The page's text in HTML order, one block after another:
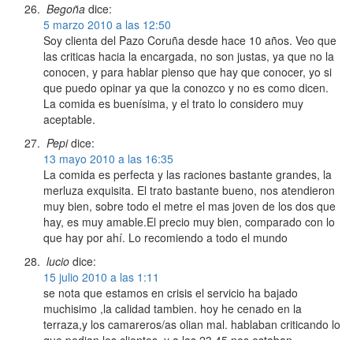
Begoña dice:
5 marzo 2010 a las 12:50
Soy clienta del Pazo Coruña desde hace 10 años. Veo que
las criticas hacia la encargada, no son justas, ya que no la
conocen, y para hablar pienso que hay que conocer, yo si
que puedo opinar ya que la conozco y no es como dicen.
La comida es buenísima, y el trato lo considero muy
aceptable.
Pepi dice:
13 mayo 2010 a las 16:35
La comida es perfecta y las raciones bastante grandes, la
merluza exquisita. El trato bastante bueno, nos atendieron
muy bien, sobre todo el metre el mas joven de los dos que
hay, es muy amable.El precio muy bien, comparado con lo
que hay por ahí. Lo recomiendo a todo el mundo
lucio dice:
15 julio 2010 a las 1:11
se nota que estamos en crisis el servicio ha bajado
muchisimo ,la calidad tambien. hoy he cenado en la
terraza,y los camareros/as olian mal. hablaban criticando lo